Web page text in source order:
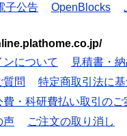
子公告 OpenBlocks
について
見積書・
質問
特定商取引法に
費・科研費払い取引のご
声 ご注文の取り消し